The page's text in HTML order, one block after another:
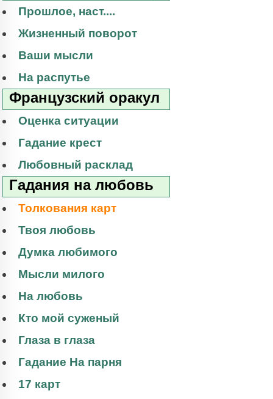
Прошлое, наст....
Жизненный поворот
Ваши мысли
На распутье
Французский оракул
Оценка ситуации
Гадание крест
Любовный расклад
Гадания на любовь
Толкования карт
Твоя любовь
Думка любимого
Мысли милого
На любовь
Кто мой суженый
Глаза в глаза
Гадание На парня
17 карт